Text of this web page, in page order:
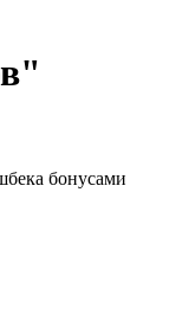
бонусами